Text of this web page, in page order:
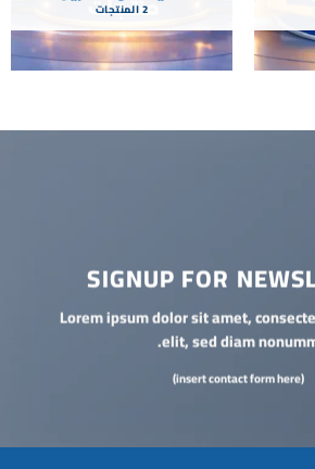
2 المنتجات
SIGNUP FOR
Lorem ipsum dolor sit amet,
elit, sed diam
(insert contact form here)